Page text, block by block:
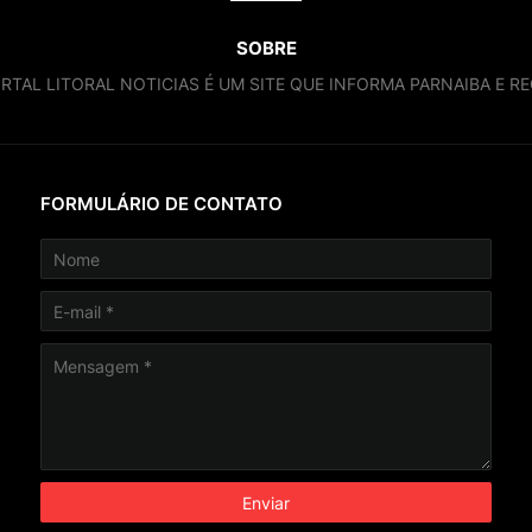
SOBRE
LITORAL NOTICIAS É UM SITE QUE INFORMA PARNAIBA E
FORMULÁRIO DE CONTATO